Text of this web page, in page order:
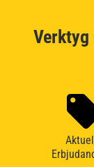
Verktyg